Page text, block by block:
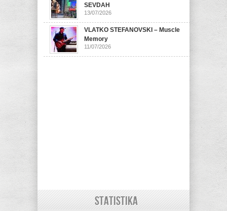
SEVDAH
13/07/2026
VLATKO STEFANOVSKI – Muscle
Memory
11/07/2026
STATISTIKA